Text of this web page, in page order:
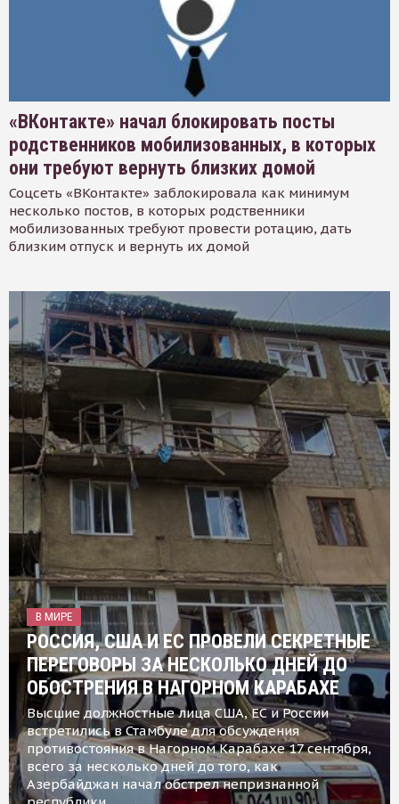
«ВКонтакте» начал блокировать посты
родственников мобилизованных, в которых
они требуют вернуть близких домой
Соцсеть «ВКонтакте» заблокировала как минимум
несколько постов, в которых родственники
мобилизованных требуют провести ротацию, дать
близким отпуск и вернуть их домой
В МИРЕ
РОССИЯ, США И ЕС ПРОВЕЛИ СЕКРЕТНЫЕ
ПЕРЕГОВОРЫ ЗА НЕСКОЛЬКО ДНЕЙ ДО
ОБОСТРЕНИЯ В НАГОРНОМ КАРАБАХЕ
Высшие должностные лица США, ЕС и России
встретились в Стамбуле для обсуждения
противостояния в Нагорном Карабахе 17 сентября,
всего за несколько дней до того, как
Азербайджан начал обстрел непризнанной